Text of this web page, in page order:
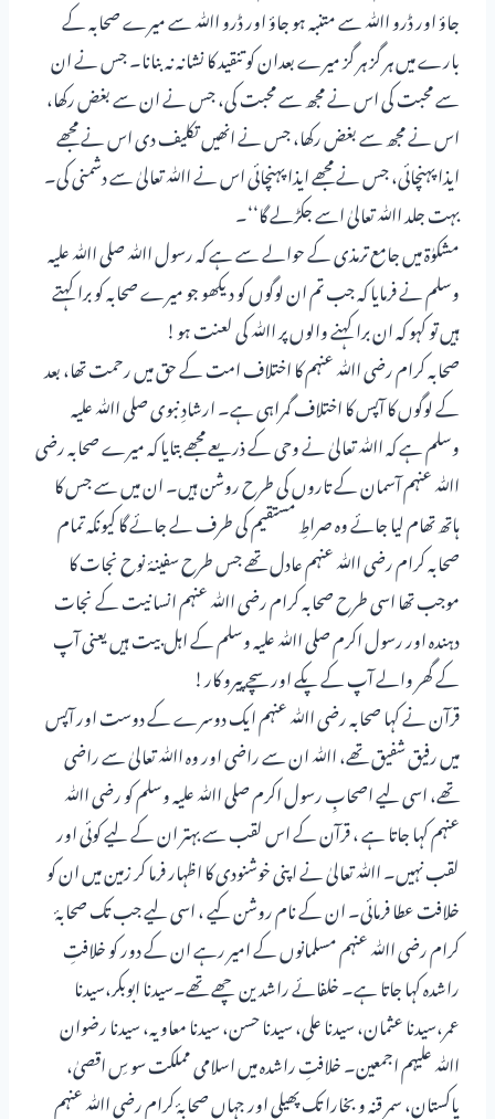
جاؤ اور ڈرو اﷲ سے متنبہ ہو جاؤ اور ڈرو اﷲ سے میرے صحابہ کے
بارے میں ہر گز ہر گز میرے بعدان کو تنقید کا نشانہ نہ بنانا۔ جس نے ان
سے محبت کی اس نے مجھ سے محبت کی، جس نے ان سے بغض رکھا،
اس نے مجھ سے بغض رکھا، جس نے انھیں تکلیف دی اس نے مجھے
ایذا پہنچائی، جس نے مجھے ایذا پہنچائی اس نے اﷲ تعالیٰ سے دشمنی کی۔
بہت جلد اﷲ تعالیٰ اسے جکڑلے گا‘‘۔
مشکوٰۃ میں جامع ترمذی کے حوالے سے ہے کہ رسول اﷲ صلی اﷲ علیہ
وسلم نے فرمایا کہ جب تم ان لوگوں کو دیکھو جو میرے صحابہ کو برا کہتے
ہیں تو کہو کہ ان برا کہنے والوں پر اﷲ کی لعنت ہو!
صحابہ کرام رضی اﷲ عنہم کا اختلاف امت کے حق میں رحمت تھا، بعد
کے لوگوں کا آپس کا اختلاف گمراہی ہے۔ ارشادِ نبوی صلی اﷲ علیہ
وسلم ہے کہ اﷲ تعالیٰ نے وحی کے ذریعے مجھے بتایا کہ میرے صحابہ رضی
اﷲ عنہم آسمان کے تاروں کی طرح روشن ہیں۔ ان میں سے جس کا
ہاتھ تھام لیا جائے وہ صراطِ مستقیم کی طرف لے جائے گا کیونکہ تمام
صحابہ کرام رضی اﷲ عنہم عادل تھے جس طرح سفینۂ نوح نجات کا
موجب تھا اسی طرح صحابہ کرام رضی اﷲ عنہم انسانیت کے نجات
دہندہ اور رسول اکرم صلی اﷲ علیہ وسلم کے اہل بیت ہیں یعنی آپ
کے گھر والے آپ کے پکے اور سچے پیرو کار!
قرآن نے کہا صحابہ رضی اﷲ عنہم ایک دوسرے کے دوست اور آپس
میں رفیق شفیق تھے، اﷲ ان سے راضی اور وہ اﷲ تعالیٰ سے راضی
تھے، اسی لیے اصحابِ رسول اکرم صلی اﷲ علیہ وسلم کو رضی اﷲ
عنہم کہا جاتا ہے ، قرآن کے اس لقب سے بہتر ان کے لیے کوئی اور
لقب نہیں۔ اﷲ تعالیٰ نے اپنی خوشنودی کا اظہار فرما کر زمین میں ان کو
خلافت عطا فرمائی۔ ان کے نام روشن کیے ، اسی لیے جب تک صحابۂ
کرام رضی اﷲ عنہم مسلمانوں کے امیر رہے ان کے دور کو خلافتِ
راشدہ کہا جاتا ہے۔ خلفائے راشدین چھے تھے۔سیدنا ابوبکر،سیدنا
عمر،سیدنا عثمان، سیدنا علی، سیدنا حسن، سیدنا معاویہ، سیدنا رضوان
اﷲ علیہم اجمعین۔ خلافتِ راشدہ میں اسلامی مملکت سو سِ اقصیٰ،
پاکستان، سمر قنہ و بخارا تک پھیلی اور جہاں صحابۂ کرام رضی اﷲ عنہم